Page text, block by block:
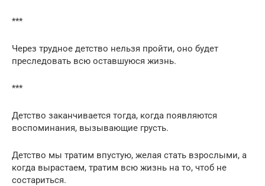
***
Через трудное детство нельзя пройти, оно будет
преследовать всю оставшуюся жизнь.
***
Детство заканчивается тогда, когда появляются
воспоминания, вызывающие грусть.
Детство мы тратим впустую, желая стать взрослыми, а
когда вырастаем, тратим всю жизнь на то, чтоб не
состариться.